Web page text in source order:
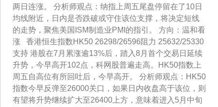
两日连涨。 分析师观点：纳指上周五尾盘停留在了10日
均线附近，日内是否跌破或守住该位支撑，将决定短线
的走势，聚焦美国ISM制造业PMI的指引。 方向：温和看
涨 香港恒生指数HK50 26298/26596阻力 25632/25330
支持 港股在7月累涨逾13%后，踏入8月首个交易日延续
升势，今早高开102点，科网股普遍走高。HK50指数上
周五自高位有所回吐后，今早高开。 分析师观点：HK50
指数今早反弹至26000关口，如果日内收盘高于该位，则
有望将升势继续扩大至26400上方，意味着进入5月中旬